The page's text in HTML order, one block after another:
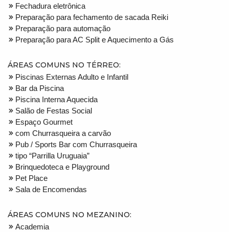
Fechadura eletrônica
Preparação para fechamento de sacada Reiki
Preparação para automação
Preparação para AC Split e Aquecimento a Gás
ÁREAS COMUNS NO TÉRREO:
Piscinas Externas Adulto e Infantil
Bar da Piscina
Piscina Interna Aquecida
Salão de Festas Social
Espaço Gourmet
com Churrasqueira a carvão
Pub / Sports Bar com Churrasqueira
tipo “Parrilla Uruguaia”
Brinquedoteca e Playground
Pet Place
Sala de Encomendas
ÁREAS COMUNS NO MEZANINO:
Academia